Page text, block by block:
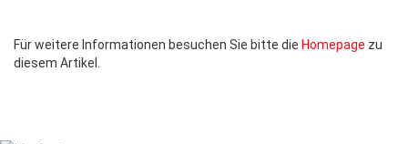
Für weitere Informationen besuchen Sie bitte die Homepage zu
diesem Artikel.